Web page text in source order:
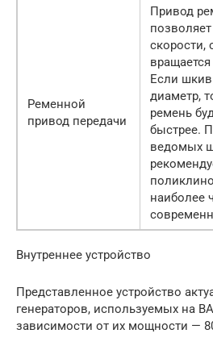
Ременной
привод передачи
Привод
скорости,
Если
диаметр,
ремень
быстрее.
ведомых
наиболее
Внутреннее устройство
Представленное устройство
генераторов, используемых на
зависимости от их мощности —